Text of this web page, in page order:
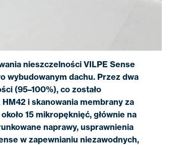
nieszczelności VILPE Sense
wybudowanym dachu. Przez dwa
(95–100%), co zostało
i skanowania membrany za
15 mikropęknięć, głównie na
naprawy, usprawnienia
w zapewnianiu niezawodnych,